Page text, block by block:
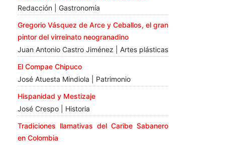
Redacción | Gastronomía
Gregorio Vásquez de Arce y Ceballos, el gran
pintor del virreinato neogranadino
Juan Antonio Castro Jiménez | Artes plásticas
El Compae Chipuco
José Atuesta Mindiola | Patrimonio
Hispanidad y Mestizaje
José Crespo | Historia
Tradiciones llamativas del Caribe Sabanero
en Colombia